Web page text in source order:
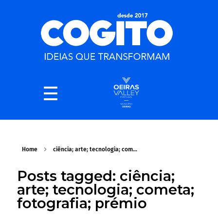
Home ciência; arte; tecnologia; com...
Posts tagged: ciência;
arte; tecnologia; cometa;
fotografia; prémio